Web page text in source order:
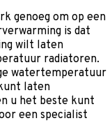
genoeg om op een
is dat
wilt laten
radiatoren.
watertemperatuur
laten
u het beste kunt
een specialist